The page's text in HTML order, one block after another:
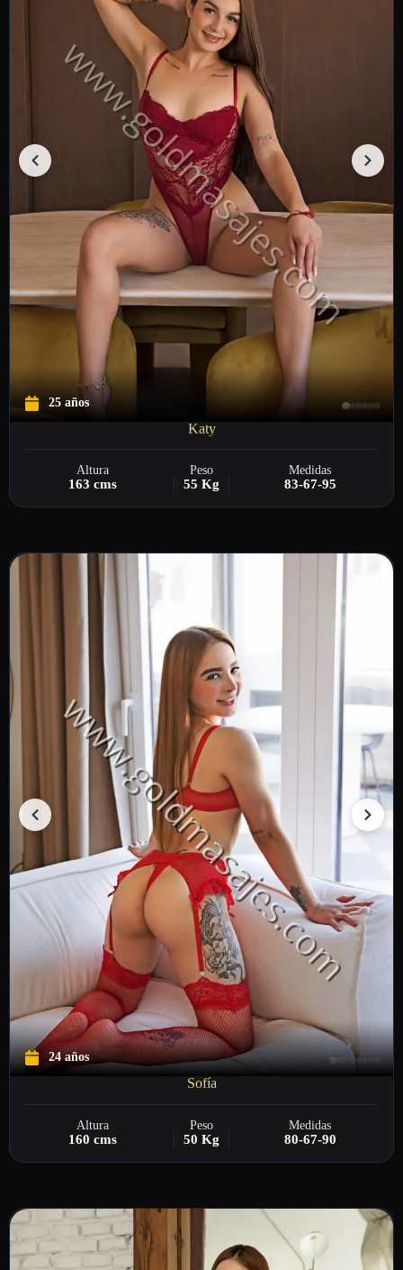
25 años
Katy
Altura Peso Medidas
163 cms 55 Kg 83-67-95
24 años
Sofía
Altura Peso Medidas
160 cms 50 Kg 80-67-90